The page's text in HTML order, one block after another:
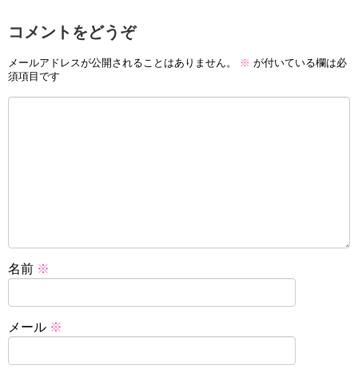
コメントをどうぞ
メールアドレスが公開されることはありません。 ※ が付いている欄は必
須項目です
名前 ※
メール ※